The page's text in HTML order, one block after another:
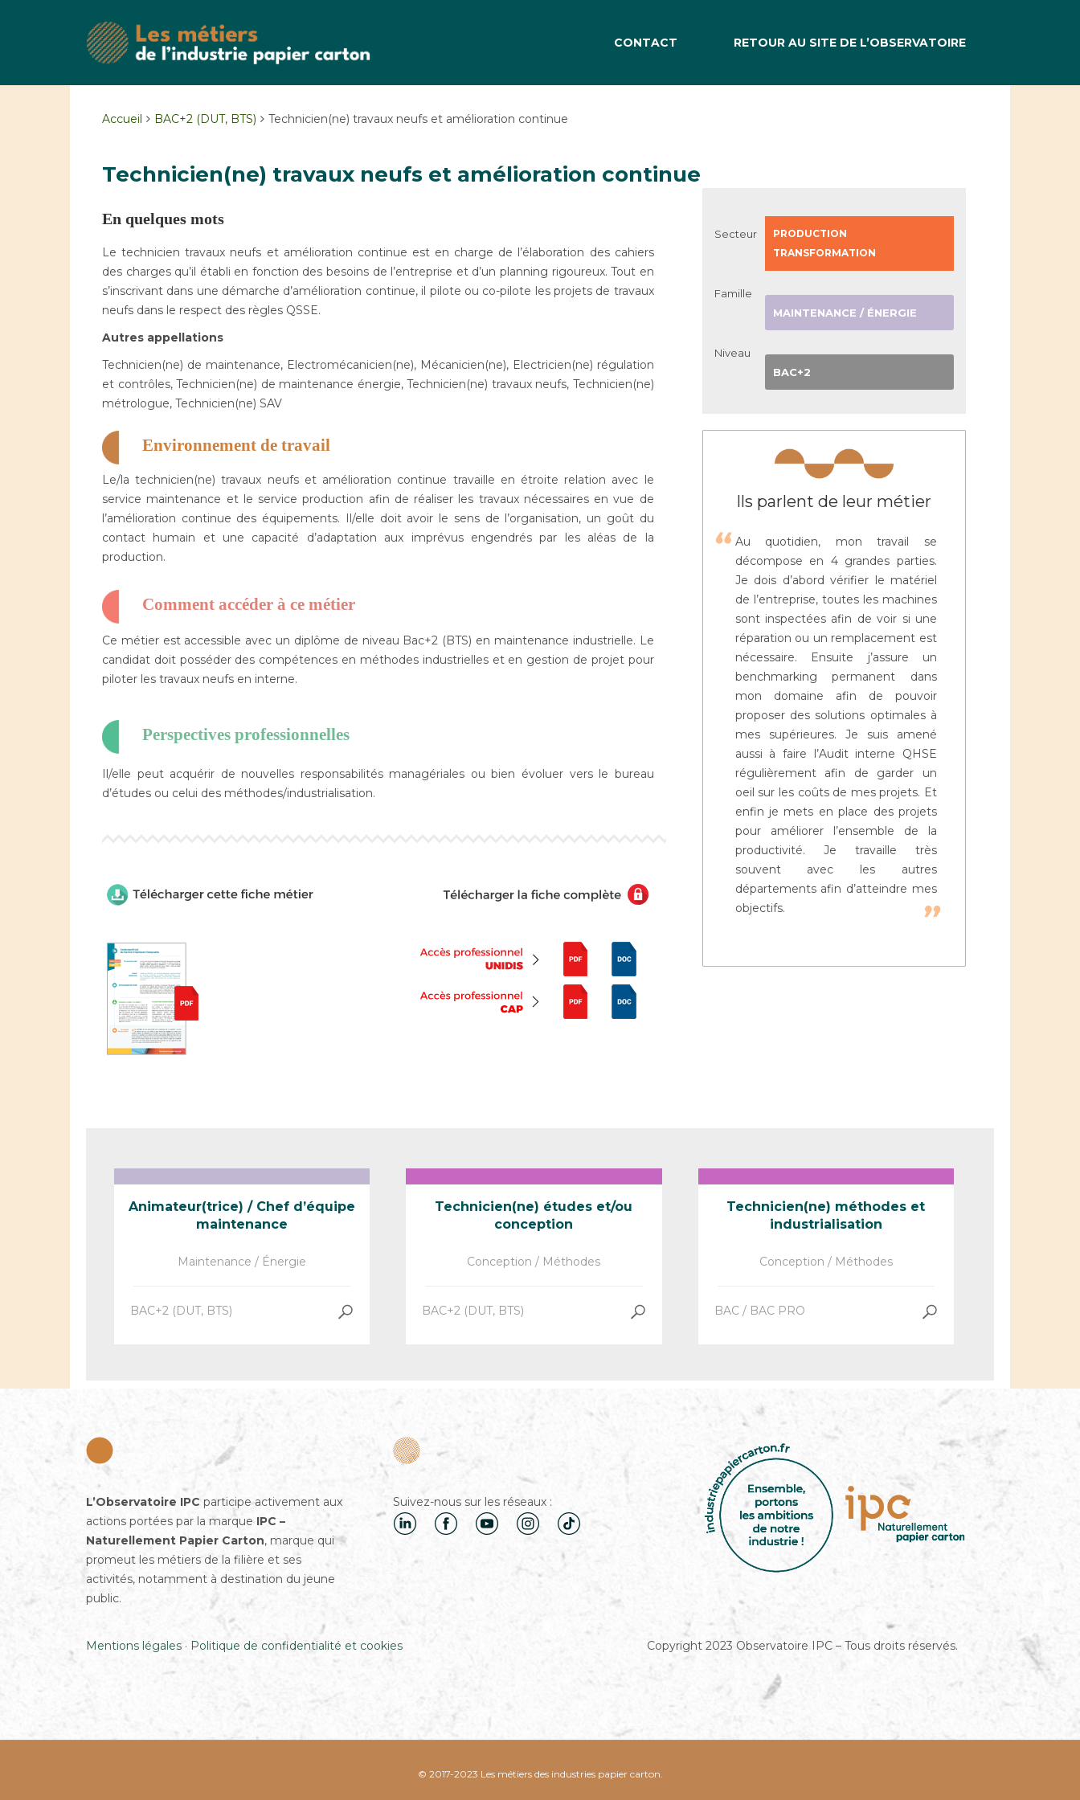
CONTACT RETOUR AU SITE DE L’OBSERVATOIRE
Accueil BAC+2 (DUT, BTS) Technicien(ne) travaux neufs et amélioration continue
Technicien(ne) travaux neufs et amélioration continue
En quelques mots
Le technicien travaux neufs et amélioration continue est en charge de l’élaboration des cahiers
des charges qu’il établi en fonction des besoins de l’entreprise et d’un planning rigoureux. Tout en
s’inscrivant dans une démarche d’amélioration continue, il pilote ou co-pilote les projets de travaux
neufs dans le respect des règles QSSE.
Autres appellations
Technicien(ne) de maintenance, Electromécanicien(ne), Mécanicien(ne), Electricien(ne) régulation
et contrôles, Technicien(ne) de maintenance énergie, Technicien(ne) travaux neufs, Technicien(ne)
métrologue, Technicien(ne) SAV
Environnement de travail
Le/la technicien(ne) travaux neufs et amélioration continue travaille en étroite relation avec le
service maintenance et le service production afin de réaliser les travaux nécessaires en vue de
l’amélioration continue des équipements. Il/elle doit avoir le sens de l’organisation, un goût du
contact humain et une capacité d’adaptation aux imprévus engendrés par les aléas de la
production.
Comment accéder à ce métier
Ce métier est accessible avec un diplôme de niveau Bac+2 (BTS) en maintenance industrielle. Le
candidat doit posséder des compétences en méthodes industrielles et en gestion de projet pour
piloter les travaux neufs en interne.
Perspectives professionnelles
Il/elle peut acquérir de nouvelles responsabilités managériales ou bien évoluer vers le bureau
d’études ou celui des méthodes/industrialisation.
Secteur
PRODUCTION
TRANSFORMATION
Famille
MAINTENANCE / ÉNERGIE
Niveau
BAC+2
Ils parlent de leur métier
Au quotidien, mon travail se
décompose en 4 grandes parties.
Je dois d’abord vérifier le matériel
de l’entreprise, toutes les machines
sont inspectées afin de voir si une
réparation ou un remplacement est
nécessaire. Ensuite j’assure un
benchmarking permanent dans
mon domaine afin de pouvoir
proposer des solutions optimales à
mes supérieures. Je suis amené
aussi à faire l’Audit interne QHSE
régulièrement afin de garder un
oeil sur les coûts de mes projets. Et
enfin je mets en place des projets
pour améliorer l’ensemble de la
productivité. Je travaille très
souvent avec les autres
départements afin d’atteindre mes
objectifs.
Animateur(trice) / Chef d’équipe
maintenance
Maintenance / Énergie
BAC+2 (DUT, BTS)
Technicien(ne) études et/ou
conception
Conception / Méthodes
BAC+2 (DUT, BTS)
Technicien(ne) méthodes et
industrialisation
Conception / Méthodes
BAC / BAC PRO
L’Observatoire IPC participe activement aux
actions portées par la marque IPC –
Naturellement Papier Carton, marque qui
promeut les métiers de la filière et ses
activités, notamment à destination du jeune
public.
Suivez-nous sur les réseaux :
Mentions légales · Politique de confidentialité et cookies Copyright 2023 Observatoire IPC – Tous droits réservés.
© 2017-2023 Les métiers des industries papier carton.